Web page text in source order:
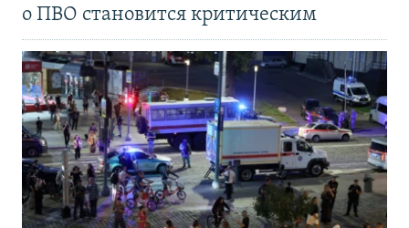
о ПВО становится критическим